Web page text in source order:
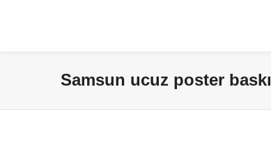
Samsun ucuz poster baskı